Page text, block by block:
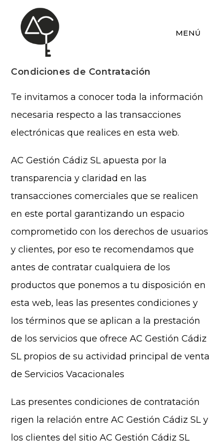
contenido
MENÚ
Condiciones de Contratación
Te invitamos a conocer toda la información
necesaria respecto a las transacciones
electrónicas que realices en esta web.
AC Gestión Cádiz SL apuesta por la
transparencia y claridad en las
transacciones comerciales que se realicen
en este portal garantizando un espacio
comprometido con los derechos de usuarios
y clientes, por eso te recomendamos que
antes de contratar cualquiera de los
productos que ponemos a tu disposición en
esta web, leas las presentes condiciones y
los términos que se aplican a la prestación
de los servicios que ofrece AC Gestión Cádiz
SL propios de su actividad principal de venta
de Servicios Vacacionales
Las presentes condiciones de contratación
rigen la relación entre AC Gestión Cádiz SL y
los clientes del sitio AC Gestión Cádiz SL